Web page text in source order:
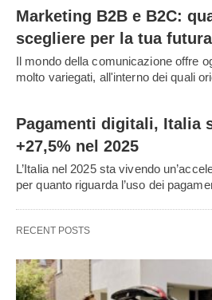
Marketing B2B e B2C:
scegliere per la tua
Il mondo della comunicazione offre
molto variegati, all'interno dei quali
Pagamenti digitali, Italia
+27,5% nel 2025
L’Italia nel 2025 sta vivendo
per quanto riguarda l’uso dei
RECENT POSTS